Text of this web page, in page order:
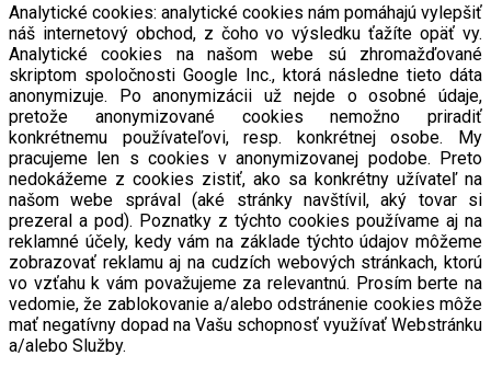
Analytické cookies: analytické cookies nám pomáhajú vylepšiť
náš internetový obchod, z čoho vo výsledku ťažíte opäť vy.
Analytické cookies na našom webe sú zhromažďované
skriptom spoločnosti Google Inc., ktorá následne tieto dáta
anonymizuje. Po anonymizácii už nejde o osobné údaje,
pretože anonymizované cookies nemožno priradiť
konkrétnemu používateľovi, resp. konkrétnej osobe. My
pracujeme len s cookies v anonymizovanej podobe. Preto
nedokážeme z cookies zistiť, ako sa konkrétny užívateľ na
našom webe správal (aké stránky navštívil, aký tovar si
prezeral a pod). Poznatky z týchto cookies používame aj na
reklamné účely, kedy vám na základe týchto údajov môžeme
zobrazovať reklamu aj na cudzích webových stránkach, ktorú
vo vzťahu k vám považujeme za relevantnú. Prosím berte na
vedomie, že zablokovanie a/alebo odstránenie cookies môže
mať negatívny dopad na Vašu schopnosť využívať Webstránku
a/alebo Služby.